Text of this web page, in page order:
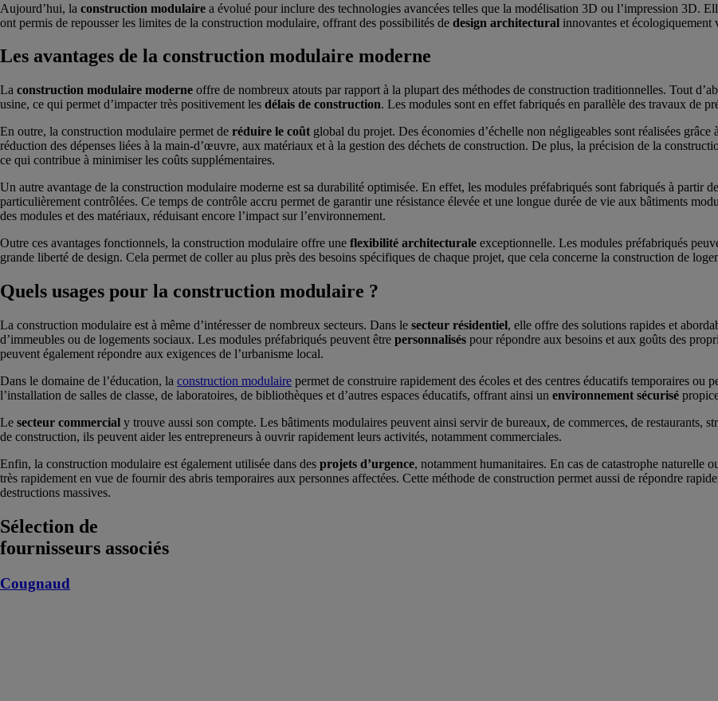
Aujourd’hui, la construction modulaire a évolué pour inclure des technologies avancées telles que la modélisation 3D ou l’impression 3D.
ont permis de repousser les limites de la construction modulaire, offrant des possibilités de design architectural innovantes et écologiquement
Les avantages de la construction modulaire moderne
La construction modulaire moderne offre de nombreux atouts par rapport à la plupart des méthodes de construction traditionnelles. Tout
usine, ce qui permet d’impacter très positivement les délais de construction. Les modules sont en effet fabriqués en parallèle des travaux de
En outre, la construction modulaire permet de réduire le coût global du projet. Des économies d’échelle non négligeables sont réalisées
réduction des dépenses liées à la main-d’œuvre, aux matériaux et à la gestion des déchets de construction. De plus, la précision de la
ce qui contribue à minimiser les coûts supplémentaires.
Un autre avantage de la construction modulaire moderne est sa durabilité optimisée. En effet, les modules préfabriqués sont fabriqués à partir
particulièrement contrôlées. Ce temps de contrôle accru permet de garantir une résistance élevée et une longue durée de vie aux bâtiments
des modules et des matériaux, réduisant encore l’impact sur l’environnement.
Outre ces avantages fonctionnels, la construction modulaire offre une flexibilité architecturale exceptionnelle. Les modules préfabriqués
grande liberté de design. Cela permet de coller au plus près des besoins spécifiques de chaque projet, que cela concerne la construction de
Quels usages pour la construction modulaire ?
La construction modulaire est à même d’intéresser de nombreux secteurs. Dans le secteur résidentiel, elle offre des solutions rapides et
d’immeubles ou de logements sociaux. Les modules préfabriqués peuvent être personnalisés pour répondre aux besoins et aux goûts des
peuvent également répondre aux exigences de l’urbanisme local.
Dans le domaine de l’éducation, la construction modulaire permet de construire rapidement des écoles et des centres éducatifs temporaires ou
l’installation de salles de classe, de laboratoires, de bibliothèques et d’autres espaces éducatifs, offrant ainsi un environnement sécurisé
Le secteur commercial y trouve aussi son compte. Les bâtiments modulaires peuvent ainsi servir de bureaux, de commerces, de restaurants,
de construction, ils peuvent aider les entrepreneurs à ouvrir rapidement leurs activités, notamment commerciales.
Enfin, la construction modulaire est également utilisée dans des projets d’urgence, notamment humanitaires. En cas de catastrophe naturelle
très rapidement en vue de fournir des abris temporaires aux personnes affectées. Cette méthode de construction permet aussi de répondre
destructions massives.
Sélection de
fournisseurs associés
Cougnaud